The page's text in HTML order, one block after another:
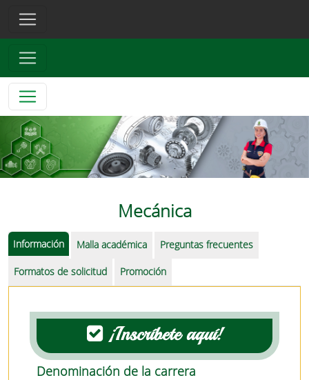
Mecánica
Información Malla académica Preguntas frecuentes
Formatos de solicitud Promoción
¡Inscríbete aquí!
Denominación de la carrera